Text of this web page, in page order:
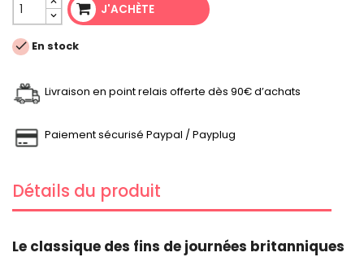
J'ACHÈTE
 En stock
Livraison en point relais offerte dès 90€ d’achats
Paiement sécurisé Paypal / Payplug
Détails du produit
Le classique des fins de journées britanniques